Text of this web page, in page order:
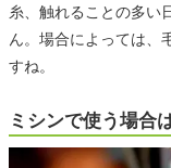
糸、触れることの多い
ん。場合によっては、
すね。
ミシンで使う場合